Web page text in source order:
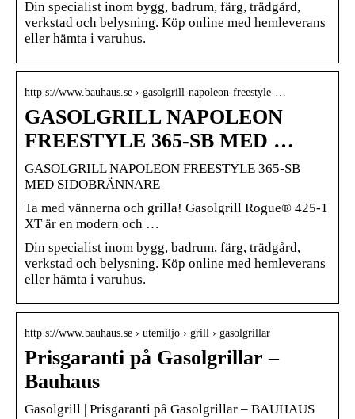
Din specialist inom bygg, badrum, färg, trädgård,
verkstad och belysning. Köp online med hemleverans
eller hämta i varuhus.
http s://www.bauhaus.se › gasolgrill-napoleon-freestyle-…
GASOLGRILL NAPOLEON
FREESTYLE 365-SB MED …
GASOLGRILL NAPOLEON FREESTYLE 365-SB
MED SIDOBRÄNNARE
Ta med vännerna och grilla! Gasolgrill Rogue® 425-1
XT är en modern och …
Din specialist inom bygg, badrum, färg, trädgård,
verkstad och belysning. Köp online med hemleverans
eller hämta i varuhus.
http s://www.bauhaus.se › utemiljo › grill › gasolgrillar
Prisgaranti på Gasolgrillar –
Bauhaus
Gasolgrill | Prisgaranti på Gasolgrillar – BAUHAUS